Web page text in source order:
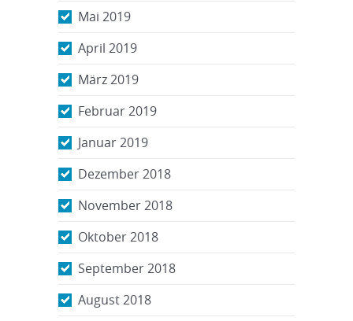
Mai 2019
April 2019
März 2019
Februar 2019
Januar 2019
Dezember 2018
November 2018
Oktober 2018
September 2018
August 2018